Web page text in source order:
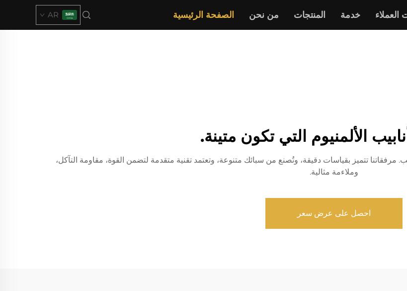
الصفحة الرئيسية من نحن المنتجات خدمة العملاء AR
الألمنيوم التي تكون متينة.
مرفقاتنا تتميز بقياسات دقيقة، وتُصنع من سبائك متنوعة، وتعتمد تقنية متقدمة لتضمن القوة، مقاومة التآكل،
وملاءمة مثالية.
احصل على عرض سعر